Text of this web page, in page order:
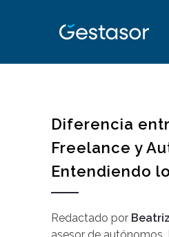
Diferencia
Freelance y
Entendiendo
Redactado por